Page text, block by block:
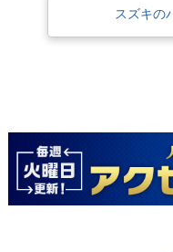
スズキの